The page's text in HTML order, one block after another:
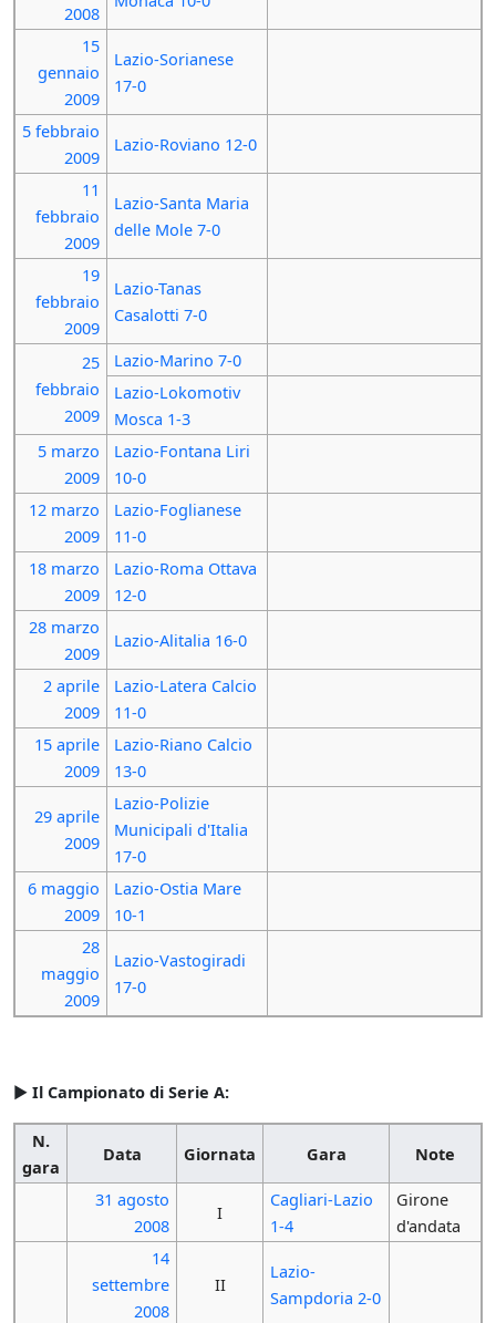
2008
15
gennaio
2009
Lazio-Sorianese
17-0
5 febbraio
2009
Lazio-Roviano 12-0
11
febbraio
2009
Lazio-Santa Maria
delle Mole 7-0
19
febbraio
2009
Lazio-Tanas
Casalotti 7-0
25
febbraio
2009
Lazio-Marino 7-0
Lazio-Lokomotiv
Mosca 1-3
5 marzo
2009
Lazio-Fontana Liri
10-0
12 marzo
2009
Lazio-Foglianese
11-0
18 marzo
2009
Lazio-Roma Ottava
12-0
28 marzo
2009
Lazio-Alitalia 16-0
2 aprile
2009
Lazio-Latera Calcio
11-0
15 aprile
2009
Lazio-Riano Calcio
13-0
29 aprile
2009
Lazio-Polizie
Municipali d'Italia
17-0
6 maggio
2009
Lazio-Ostia Mare
10-1
28
maggio
2009
Lazio-Vastogiradi
17-0
► Il Campionato di Serie A:
N.
gara
Data Giornata Gara Note
31 agosto
2008
I
Cagliari-Lazio
1-4
Girone
d'andata
14
settembre
2008
II
Lazio-
Sampdoria 2-0